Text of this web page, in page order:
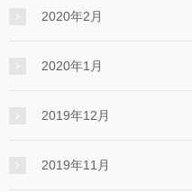
2020年2月
2020年1月
2019年12月
2019年11月